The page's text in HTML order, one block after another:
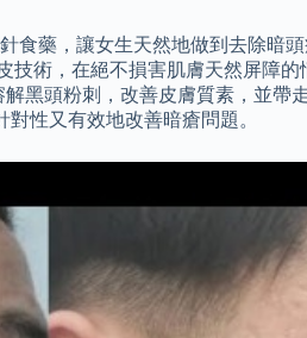
藥，讓女生天然地做到去除暗
術，在絕不損害肌膚天然屏障
黑頭粉刺，改善皮膚質素，並
性又有效地改善暗瘡問題。